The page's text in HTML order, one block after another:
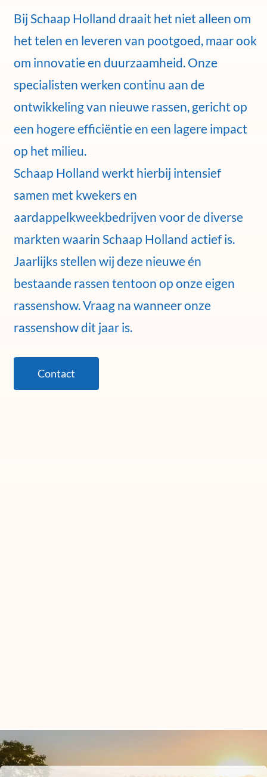
Bij Schaap Holland draait het niet alleen om
het telen en leveren van pootgoed, maar ook
om innovatie en duurzaamheid. Onze
specialisten werken continu aan de
ontwikkeling van nieuwe rassen, gericht op
een hogere efficiëntie en een lagere impact
op het milieu.
Schaap Holland werkt hierbij intensief
samen met kwekers en
aardappelkweekbedrijven voor de diverse
markten waarin Schaap Holland actief is.
Jaarlijks stellen wij deze nieuwe én
bestaande rassen tentoon op onze eigen
rassenshow. Vraag na wanneer onze
rassenshow dit jaar is.
Contact